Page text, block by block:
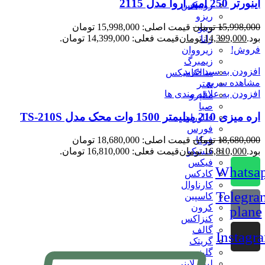
رونیکس
ریزو
رینو
زانا
زیرووان
زیمبرگ
سالکامیکس
ستر
سلپرو
صبا
فناوران
فورس
فوکا
فیسکو
فیکس
کادکس
کارناوال
کاسپین
کرون
کنزاکس
گالف
گریتک
گلینت
اینورتر 250 آمپر آروا مدل 2115
15,998,000 تومان
قیمت اصلی: 15,998,000 تومان
بود.14,399,000 تومانقیمت فعلی: 14,399,000 تومان.
فروش!
افزودن به سبد خرید
مشاهده سریع
افزودن به علاقه مندی ها
اره میزی 210 میلیمتر 1500 وات محک مدل TS-210S
18,680,000 تومان
قیمت اصلی: 18,680,000 تومان
بود.16,810,000 تومانقیمت فعلی: 16,810,000 تومان.
plane